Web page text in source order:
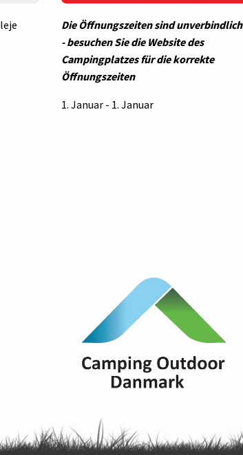
Die Öffnungszeiten sind unverbindlich
- besuchen Sie die Website des
Campingplatzes für die korrekte
Öffnungszeiten
1. Januar - 1. Januar